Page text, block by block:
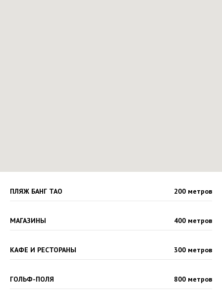
ПЛЯЖ БАНГ ТАО 200 метров
МАГАЗИНЫ 400 метров
КАФЕ И РЕСТОРАНЫ 300 метров
ГОЛЬФ-ПОЛЯ 800 метров